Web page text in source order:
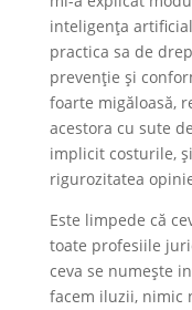
inteligența
practica sa de
prevenție și
foarte migăloasă,
acestora cu sute
implicit costurile,
rigurozitatea
Este limpede că
toate profesiile
ceva se numește
facem iluzii, nimic